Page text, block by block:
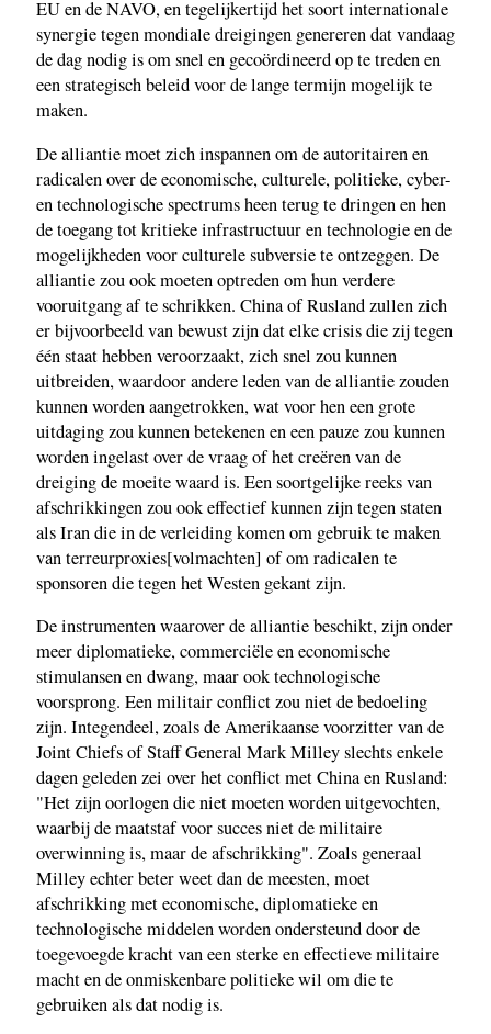
EU en de NAVO, en tegelijkertijd het soort internationale
synergie tegen mondiale dreigingen genereren dat vandaag
de dag nodig is om snel en gecoördineerd op te treden en
een strategisch beleid voor de lange termijn mogelijk te
maken.
De alliantie moet zich inspannen om de autoritairen en
radicalen over de economische, culturele, politieke, cyber-
en technologische spectrums heen terug te dringen en hen
de toegang tot kritieke infrastructuur en technologie en de
mogelijkheden voor culturele subversie te ontzeggen. De
alliantie zou ook moeten optreden om hun verdere
vooruitgang af te schrikken. China of Rusland zullen zich
er bijvoorbeeld van bewust zijn dat elke crisis die zij tegen
één staat hebben veroorzaakt, zich snel zou kunnen
uitbreiden, waardoor andere leden van de alliantie zouden
kunnen worden aangetrokken, wat voor hen een grote
uitdaging zou kunnen betekenen en een pauze zou kunnen
worden ingelast over de vraag of het creëren van de
dreiging de moeite waard is. Een soortgelijke reeks van
afschrikkingen zou ook effectief kunnen zijn tegen staten
als Iran die in de verleiding komen om gebruik te maken
van terreurproxies[volmachten] of om radicalen te
sponsoren die tegen het Westen gekant zijn.
De instrumenten waarover de alliantie beschikt, zijn onder
meer diplomatieke, commerciële en economische
stimulansen en dwang, maar ook technologische
voorsprong. Een militair conflict zou niet de bedoeling
zijn. Integendeel, zoals de Amerikaanse voorzitter van de
Joint Chiefs of Staff General Mark Milley slechts enkele
dagen geleden zei over het conflict met China en Rusland:
"Het zijn oorlogen die niet moeten worden uitgevochten,
waarbij de maatstaf voor succes niet de militaire
overwinning is, maar de afschrikking". Zoals generaal
Milley echter beter weet dan de meesten, moet
afschrikking met economische, diplomatieke en
technologische middelen worden ondersteund door de
toegevoegde kracht van een sterke en effectieve militaire
macht en de onmiskenbare politieke wil om die te
gebruiken als dat nodig is.